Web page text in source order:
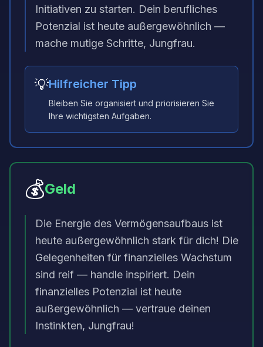
Initiativen zu starten. Dein berufliches
Potenzial ist heute außergewöhnlich —
mache mutige Schritte, Jungfrau.
💡Hilfreicher Tipp
Bleiben Sie organisiert und priorisieren Sie
Ihre wichtigsten Aufgaben.
💰Geld
Die Energie des Vermögensaufbaus ist
heute außergewöhnlich stark für dich! Die
Gelegenheiten für finanzielles Wachstum
sind reif — handle inspiriert. Dein
finanzielles Potenzial ist heute
außergewöhnlich — vertraue deinen
Instinkten, Jungfrau!